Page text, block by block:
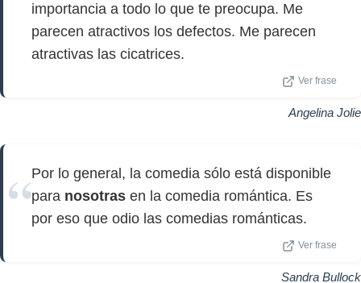
importancia a todo lo que te preocupa. Me
parecen atractivos los defectos. Me parecen
atractivas las cicatrices.
Ver frase
Angelina Jolie
Por lo general, la comedia sólo está disponible
para nosotras en la comedia romántica. Es
por eso que odio las comedias románticas.
Ver frase
Sandra Bullock